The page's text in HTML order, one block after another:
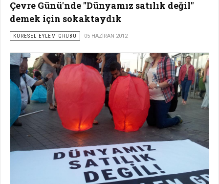
Çevre Günü'nde "Dünyamız satılık değil"
demek için sokaktaydık
KÜRESEL EYLEM GRUBU 05 HAZIRAN 2012